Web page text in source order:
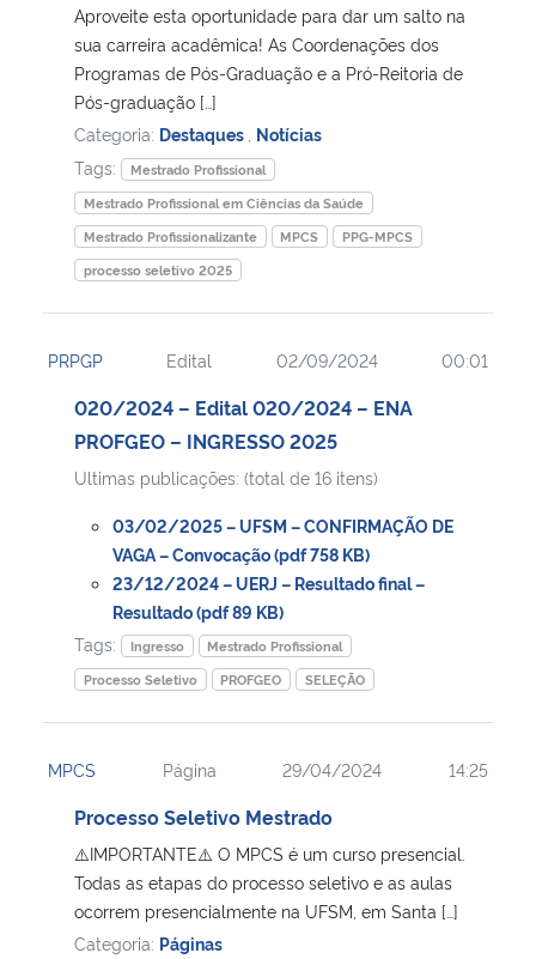
Aproveite esta oportunidade para dar um salto na
sua carreira acadêmica! As Coordenações dos
Programas de Pós-Graduação e a Pró-Reitoria de
Pós-graduação […]
Categoria: Destaques Notícias
Tags:
Mestrado Profissional
Mestrado Profissional em Ciências da Saúde
Mestrado Profissionalizante
MPCS
PPG-MPCS
processo seletivo 2025
PRPGP Edital 02/09/2024 00:01
020/2024 – Edital 020/2024 – ENA
PROFGEO – INGRESSO 2025
Ultimas publicações: (total de 16 itens)
03/02/2025 – UFSM – CONFIRMAÇÃO DE
VAGA – Convocação (pdf 758 KB)
23/12/2024 – UERJ – Resultado final –
Resultado (pdf 89 KB)
Tags:
Ingresso
Mestrado Profissional
Processo Seletivo
PROFGEO SELEÇÃO
MPCS Página 29/04/2024 14:25
Processo Seletivo Mestrado
⚠️IMPORTANTE⚠️ O MPCS é um curso presencial.
Todas as etapas do processo seletivo e as aulas
ocorrem presencialmente na UFSM, em Santa […]
Categoria: Páginas